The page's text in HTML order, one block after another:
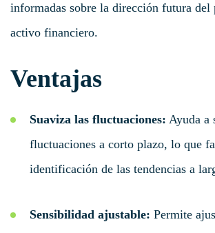
informadas sobre la dirección futura del
activo financiero.
Ventajas
Suaviza las fluctuaciones: Ayuda a
fluctuaciones a corto plazo, lo que
identificación de las tendencias a
Sensibilidad ajustable: Permite